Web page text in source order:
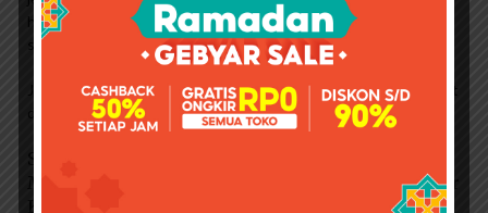
hitam yang pastinya lebih terang dari Ori dan Luna Mini itu
sendiri. Ditulis dengan Luna Mini (diberi peringkat 2).
Jika dilihat dari depan, kotak kemasannya sama persis, jika dilihat
dari samping berbeda.
Maskara Tahan Air Anti Luntur Dengan Eyeliner